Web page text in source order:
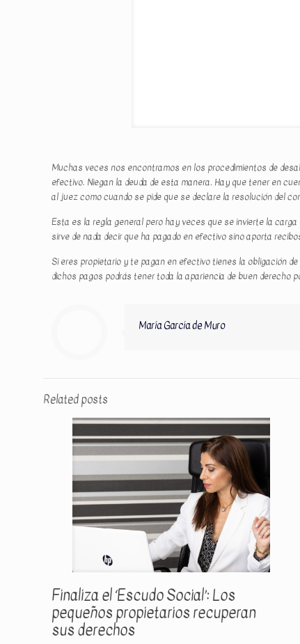
Muchas veces nos encontramos en los procedimientos de
efectivo. Niegan la deuda de esta manera. Hay que tener en
al juez como cuando se pide que se declare la resolución del
Esta es la regla general pero hay veces que se invierte la
sirve de nada decir que ha pagado en efectivo sino aporta
Si eres propietario y te pagan en efectivo tienes la obligación
dichos pagos podrás tener toda la apariencia de buen derecho
María García de Muro
Related posts
Finaliza el ‘Escudo Social’: Los
pequeños propietarios recuperan
sus derechos